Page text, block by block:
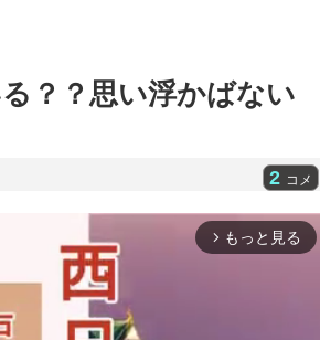
？？思い浮かばない
2 コメ
arrow_forward_ios もっと見る